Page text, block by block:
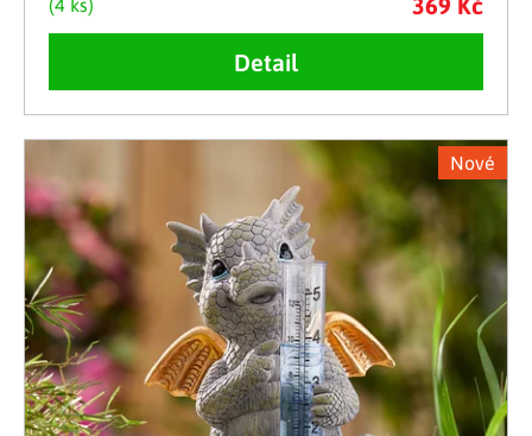
(4 ks)
Detail
Nové